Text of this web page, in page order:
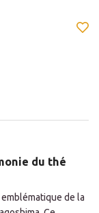
du thé
de la